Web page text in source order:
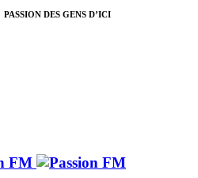
PASSION DES GENS D’ICI